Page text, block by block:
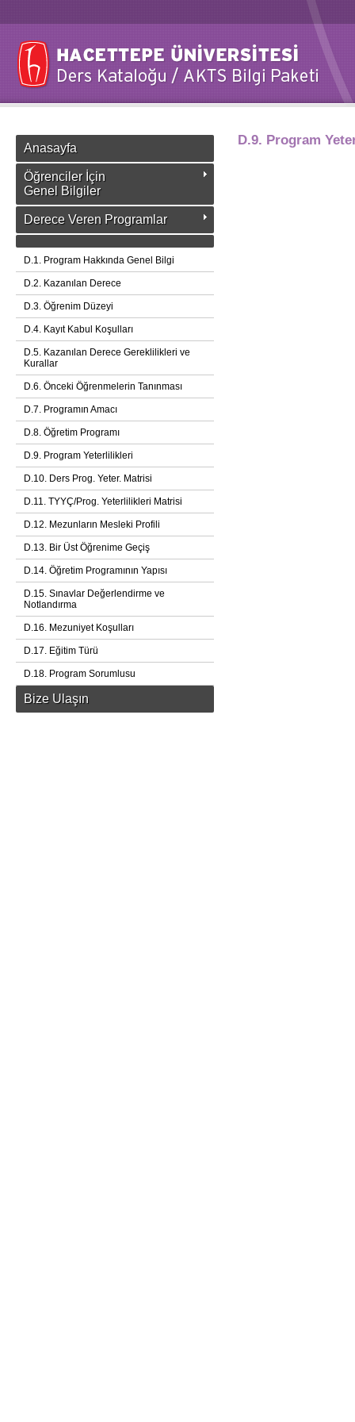
Anasayfa
Öğrenciler İçin
Genel Bilgiler
Derece Veren Programlar
D.1. Program Hakkında Genel Bilgi
D.2. Kazanılan Derece
D.3. Öğrenim Düzeyi
D.4. Kayıt Kabul Koşulları
D.5. Kazanılan Derece Gereklilikleri ve
Kurallar
D.6. Önceki Öğrenmelerin Tanınması
D.7. Programın Amacı
D.8. Öğretim Programı
D.9. Program Yeterlilikleri
D.10. Ders Prog. Yeter. Matrisi
D.11. TYYÇ/Prog. Yeterlilikleri Matrisi
D.12. Mezunların Mesleki Profili
D.13. Bir Üst Öğrenime Geçiş
D.14. Öğretim Programının Yapısı
D.15. Sınavlar Değerlendirme ve
Notlandırma
D.16. Mezuniyet Koşulları
D.17. Eğitim Türü
D.18. Program Sorumlusu
Bize Ulaşın
D.9. Program